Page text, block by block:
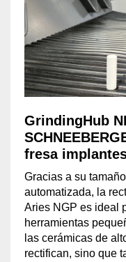
GrindingHub
fresa
Gracias a su
automatizada, la
Aries NGP es ideal
herramientas
las cerámicas de
rectifican, sino que